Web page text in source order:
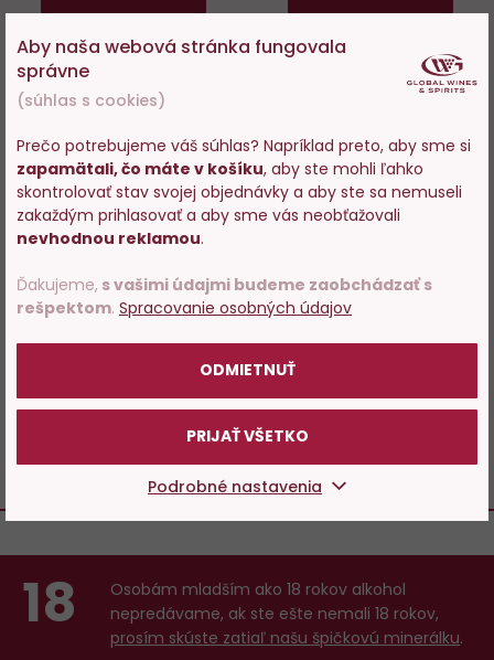
Opus One 2019
Aby naša webová stránka fungovala
správne
(súhlas s cookies)
Prečo potrebujeme váš súhlas? Napríklad preto, aby sme si
zapamätali, čo máte v košíku, aby ste mohli ľahko
skontrolovať stav svojej objednávky a aby ste sa nemuseli
zakaždým prihlasovať a aby sme vás neobťažovali
nevhodnou reklamou.
Ďakujeme, s vašimi údajmi budeme zaobchádzať s
rešpektom. Spracovanie osobných údajov
ODMIETNUŤ
PRIJAŤ VŠETKO
Podrobné nastavenia
18
Osobám mladším ako 18 rokov alkohol
nepredávame, ak ste ešte nemali 18 rokov,
prosím skúste zatiaľ našu špičkovú minerálku.
Vstupujete na stránky s
predajom alkoholu. Prosím
potvrďte, že Vám už bolo 18